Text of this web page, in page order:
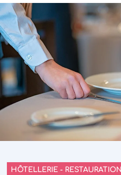
HÔTELLERIE - RESTAURATION